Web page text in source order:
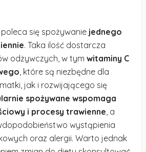
się spożywanie jednego
. Taka ilość dostarcza
odżywczych, w tym witaminy C
, które są niezbędne dla
jak i rozwijającego się
spożywane wspomaga
i procesy trawienne , a
wystąpienia
oraz alergii. Warto jednak